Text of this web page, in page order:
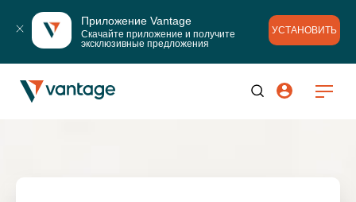
Приложение Vantage
Скачайте приложение и получите
эксклюзивные предложения
УСТАНОВИТЬ